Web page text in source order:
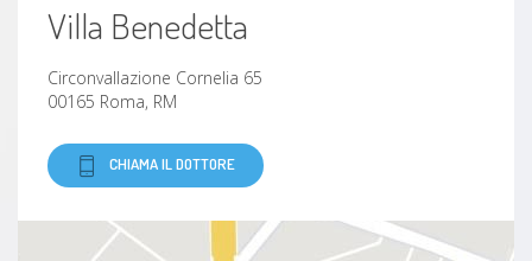
Villa Benedetta
Circonvallazione Cornelia 65
00165 Roma, RM
CHIAMA IL DOTTORE